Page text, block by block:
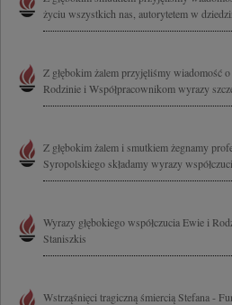
życiu wszystkich nas, autorytetem w
Z głębokim żalem przyjęliśmy wiadomość
Rodzinie i Współpracownikom wyrazy
Z głębokim żalem i smutkiem żegnamy
Syropolskiego składamy wyrazy
Wyrazy głębokiego współczucia Ewie i
Staniszkis
Wstrząśnięci tragiczną śmiercią Stefana -